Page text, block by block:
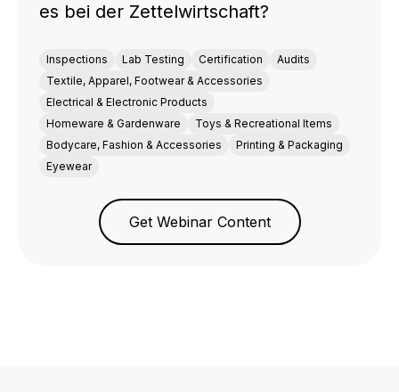
es bei der Zettelwirtschaft?
Inspections Lab Testing Certification
Audits
Textile, Apparel, Footwear & Accessories
Electrical & Electronic Products
Homeware & Gardenware
Toys & Recreational Items
Bodycare, Fashion & Accessories
Printing & Packaging
Eyewear
Get Webinar Content